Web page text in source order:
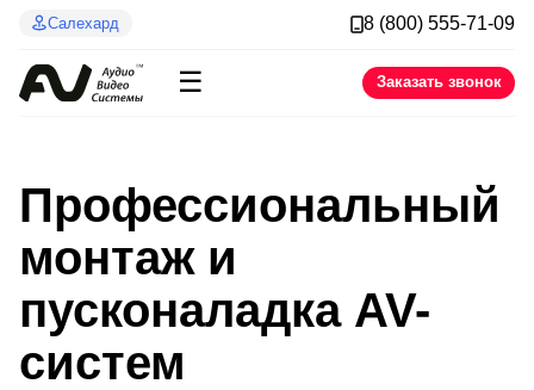
Салехард 8 (800) 555-71-09
☰ Заказать звонок
Профессиональный
монтаж и
пусконаладка AV-
систем